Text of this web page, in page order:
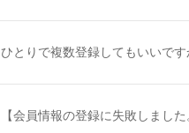
ひとりで複数登録してもいいです
【会員情報の登録に失敗しまし